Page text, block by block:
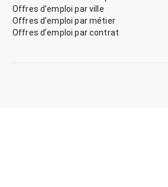
Offres d’emploi par ville
Offres d’emploi par métier
Offres d’emploi par contrat